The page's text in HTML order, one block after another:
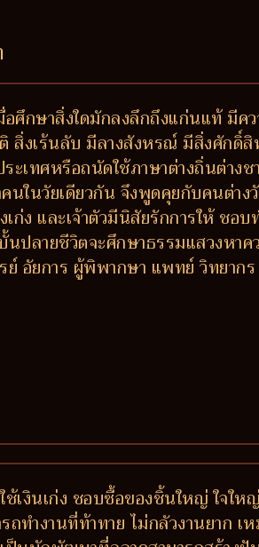
กษาสิ่งใดมักลงลึกถึงแก่นแท้ มีค
สิ่งเร้นลับ มีลางสังหรณ์ มีสิ่งศัก
ะเทศหรือถนัดใช้ภาษาต่างถิ่นต่าง
ในวัยเดียวกัน จึงพูดคุยกับคนต่าง
ง และเจ้าตัวมีนิสัยรักการให้ ชอ
ปลายชีวิตจะศึกษาธรรมแสวงหา
ย์ อัยการ ผู้พิพากษา แพทย์ วิทยาก
งินเก่ง ชอบซื้อของชิ้นใหญ่ ใจให
ำงานที่ท้าทาย ไม่กลัวงานยาก เ